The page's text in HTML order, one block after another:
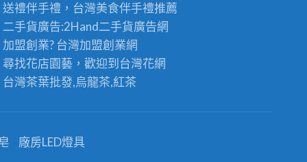
送禮伴手禮，台灣美食伴手禮推薦
二手貨廣告:2Hand二手貨廣告網
加盟創業? 台灣加盟創業網
尋找花店園藝，歡迎到 台灣花網
台灣茶葉批發,烏龍茶,紅茶
廠房LED燈具